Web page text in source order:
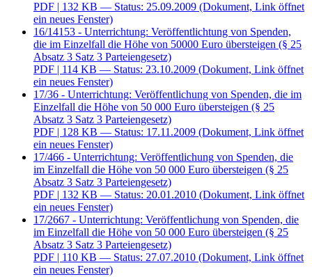
PDF | 132 KB — Status: 25.09.2009 (Dokument, Link öffnet
ein neues Fenster)
16/14153 - Unterrichtung: Veröffentlichtung von Spenden,
die im Einzelfall die Höhe von 50000 Euro übersteigen (§ 25
Absatz 3 Satz 3 Parteiengesetz)
PDF | 114 KB — Status: 23.10.2009 (Dokument, Link öffnet
ein neues Fenster)
17/36 - Unterrichtung: Veröffentlichung von Spenden, die im
Einzelfall die Höhe von 50 000 Euro übersteigen (§ 25
Absatz 3 Satz 3 Parteiengesetz)
PDF | 128 KB — Status: 17.11.2009 (Dokument, Link öffnet
ein neues Fenster)
17/466 - Unterrichtung: Veröffentlichung von Spenden, die
im Einzelfall die Höhe von 50 000 Euro übersteigen (§ 25
Absatz 3 Satz 3 Parteiengesetz)
PDF | 132 KB — Status: 20.01.2010 (Dokument, Link öffnet
ein neues Fenster)
17/2667 - Unterrichtung: Veröffentlichung von Spenden, die
im Einzelfall die Höhe von 50 000 Euro übersteigen (§ 25
Absatz 3 Satz 3 Parteiengesetz)
PDF | 110 KB — Status: 27.07.2010 (Dokument, Link öffnet
ein neues Fenster)